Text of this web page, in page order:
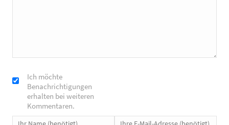
Ich möchte
Benachrichtigungen
erhalten bei weiteren
Kommentaren.